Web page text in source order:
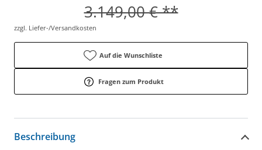
3.149,00 € **
zzgl. Liefer-/Versandkosten
Auf die Wunschliste
Fragen zum Produkt
Beschreibung